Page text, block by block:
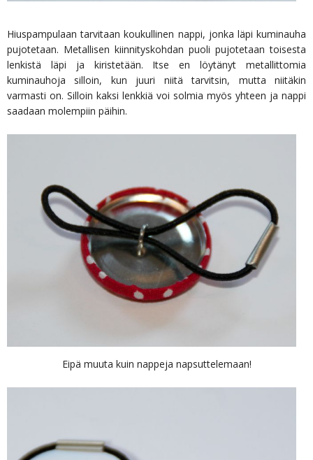
Hiuspampulaan tarvitaan koukullinen nappi, jonka läpi kuminauha
pujotetaan. Metallisen kiinnityskohdan puoli pujotetaan toisesta
lenkistä läpi ja kiristetään. Itse en löytänyt metallittomia
kuminauhoja silloin, kun juuri niitä tarvitsin, mutta niitäkin
varmasti on. Silloin kaksi lenkkiä voi solmia myös yhteen ja nappi
saadaan molempiin päihin.
Eipä muuta kuin nappeja napsuttelemaan!